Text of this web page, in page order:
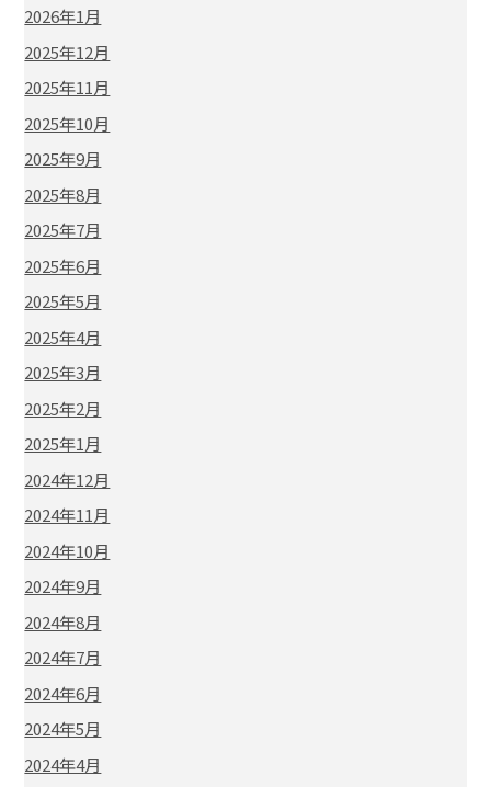
2026年1月
2025年12月
2025年11月
2025年10月
2025年9月
2025年8月
2025年7月
2025年6月
2025年5月
2025年4月
2025年3月
2025年2月
2025年1月
2024年12月
2024年11月
2024年10月
2024年9月
2024年8月
2024年7月
2024年6月
2024年5月
2024年4月